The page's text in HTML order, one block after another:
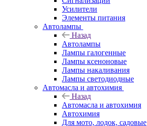
Усилители
Элементы питания
Автолампы
Назад
Автолампы
Лампы галогенные
Лампы ксеноновые
Лампы накаливания
Лампы светодиодные
Автомасла и автохимия
Назад
Автомасла и автохимия
Автохимия
Для мото, лодок, садовые